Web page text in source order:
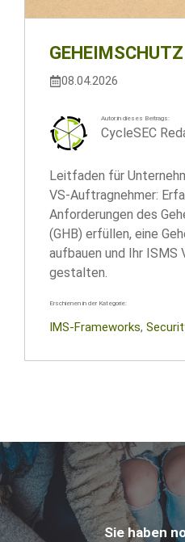
08.04.2026
Autor:in dieses Beitrags:
CycleSEC
Leitfaden für
VS-Auftragnehmer:
Anforderungen des
(GHB) erfüllen, eine
aufbauen und Ihr ISMS
gestalten.
Erschienen in der Kategorie:
IMS-Frameworks,
Sie haben